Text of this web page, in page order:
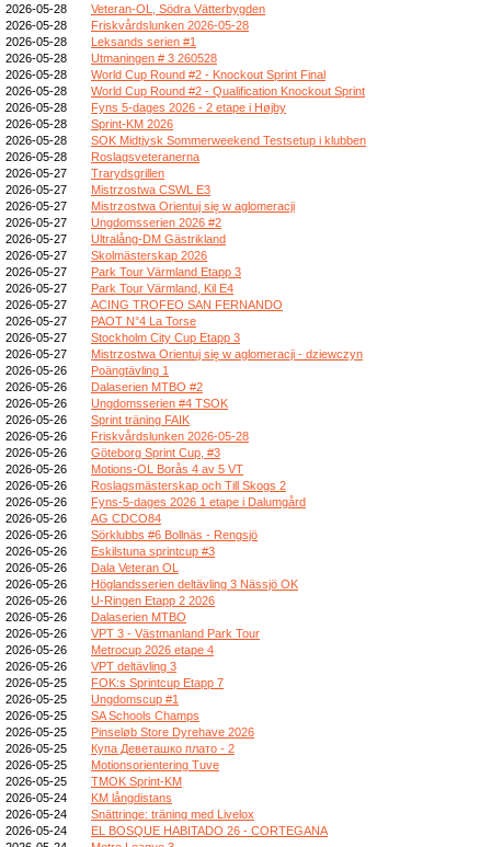
2026-05-28
Veteran-OL, Södra Vätterbygden
2026-05-28
Friskvårdslunken 2026-05-28
2026-05-28
Leksands serien #1
2026-05-28
Utmaningen # 3 260528
2026-05-28
World Cup Round #2 - Knockout Sprint Final
2026-05-28
World Cup Round #2 - Qualification Knockout Sprint
2026-05-28
Fyns 5-dages 2026 - 2 etape i Højby
2026-05-28
Sprint-KM 2026
2026-05-28
SOK Midtjysk Sommerweekend Testsetup i klubben
2026-05-28
Roslagsveteranerna
2026-05-27
Trarydsgrillen
2026-05-27
Mistrzostwa CSWL E3
2026-05-27
Mistrzostwa Orientuj się w aglomeracji
2026-05-27
Ungdomsserien 2026 #2
2026-05-27
Ultralång-DM Gästrikland
2026-05-27
Skolmästerskap 2026
2026-05-27
Park Tour Värmland Etapp 3
2026-05-27
Park Tour Värmland, Kil E4
2026-05-27
ACING TROFEO SAN FERNANDO
2026-05-27
PAOT N°4 La Torse
2026-05-27
Stockholm City Cup Etapp 3
2026-05-27
Mistrzostwa Orientuj się w aglomeracji - dziewczyn
2026-05-26
Poängtävling 1
2026-05-26
Dalaserien MTBO #2
2026-05-26
Ungdomsserien #4 TSOK
2026-05-26
Sprint träning FAIK
2026-05-26
Friskvårdslunken 2026-05-28
2026-05-26
Göteborg Sprint Cup, #3
2026-05-26
Motions-OL Borås 4 av 5 VT
2026-05-26
Roslagsmästerskap och Till Skogs 2
2026-05-26
Fyns-5-dages 2026 1 etape i Dalumgård
2026-05-26
AG CDCO84
2026-05-26
Sörklubbs #6 Bollnäs - Rengsjö
2026-05-26
Eskilstuna sprintcup #3
2026-05-26
Dala Veteran OL
2026-05-26
Höglandsserien deltävling 3 Nässjö OK
2026-05-26
U-Ringen Etapp 2 2026
2026-05-26
Dalaserien MTBO
2026-05-26
VPT 3 - Västmanland Park Tour
2026-05-26
Metrocup 2026 etape 4
2026-05-26
VPT deltävling 3
2026-05-25
FOK:s Sprintcup Etapp 7
2026-05-25
Ungdomscup #1
2026-05-25
SA Schools Champs
2026-05-25
Pinseløb Store Dyrehave 2026
2026-05-25
Купа Деветашко плато - 2
2026-05-25
Motionsorientering Tuve
2026-05-25
TMOK Sprint-KM
2026-05-24
KM långdistans
2026-05-24
Snättringe: träning med Livelox
2026-05-24
EL BOSQUE HABITADO 26 - CORTEGANA